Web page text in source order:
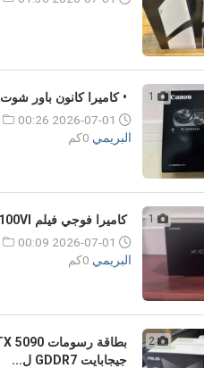
1
• كاميرا كانون باور شوت G7 X مارك III الرقمية بدقة 20.1 ميجابكسل.
2026-07-01 00:26
البريمي 0كم
1
كاميرا فوجي فيلم X100VI رقمية أصلية جديدة تمامًا، لم تُستخدم قط.
2026-07-01 00:09
البريمي 0كم
2
جيجابايت GDDR7 ل...